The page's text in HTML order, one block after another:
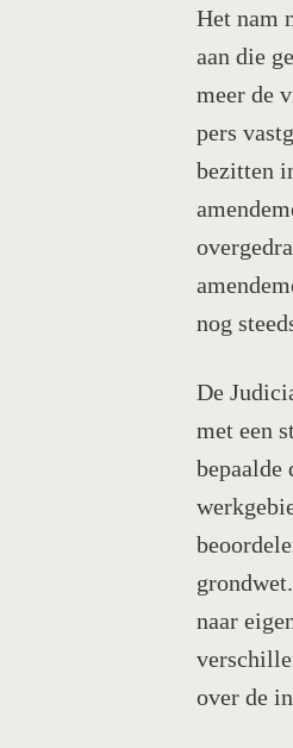
Het nam
aan die
meer de
pers
bezitten
nog
De
met een
bepaalde
naar
over de